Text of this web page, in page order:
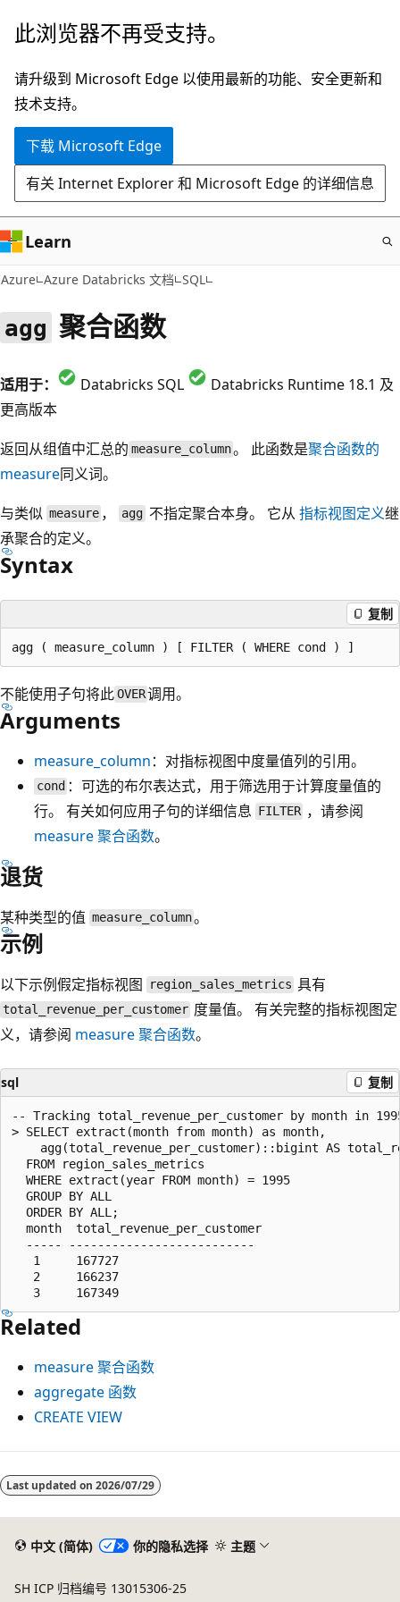
跳
主
要
内
此浏览器不再受支持。
请升级到 Microsoft Edge 以使用最新的功能、安全更新和
技术支持。
下载 Microsoft Edge
有关 Internet Explorer 和 Microsoft Edge 的详细信息
Learn
Azure Azure Databricks 文档 SQL
agg 聚合函数
适用于： Databricks SQL
Databricks Runtime 18.1 及
更高版本
返回从组值中汇总的 measure_column。 此函数是聚合函数的
measure同义词。
与类似 measure ， agg不指定聚合本身。 它从 指标视图定义继
承聚合的定义。
Syntax
复制
不能使用子句将此OVER调用。
Arguments
measure_column：对指标视图中度量值列的引用。
cond ：可选的布尔表达式，用于筛选用于计算度量值的
行。 有关如何应用子句的详细信息 FILTER ，请参阅
measure聚合函数。
退货
某种类型的值 measure_column。
示例
以下示例假定指标视图 region_sales_metrics 具有
total_revenue_per_customer 度量值。 有关完整的指标视图定
义，请参阅 measure聚合函数。
sql 复制
-- Tracking total_revenue_per_customer by month in
> SELECT extract(month from month) as month,
agg(total_revenue_per_customer)::bigint AS
  FROM region_sales_metrics
  WHERE extract(year FROM month) = 1995
  GROUP BY ALL
  ORDER BY ALL;
  month  total_revenue_per_customer
  ----- --------------------------
   1     167727
   2     166237
Related
measure聚合函数
aggregate 函数
CREATE VIEW
阅
读Last updated on 2026/07/29
中文 (简体) 你的隐私选择 主题
SH ICP 归档编号 13015306-25